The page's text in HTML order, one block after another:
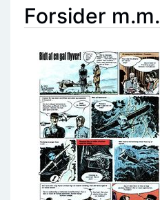
Forsider m.m.